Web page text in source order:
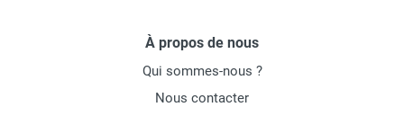
À propos de nous
Qui sommes-nous ?
Nous contacter